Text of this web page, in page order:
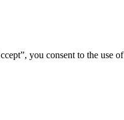
you consent to the use